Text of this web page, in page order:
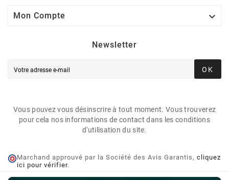
Mon Compte 
Newsletter
OK
Vous pouvez vous désinscrire à tout moment. Vous trouverez
pour cela nos informations de contact dans les conditions
d'utilisation du site.
Marchand approuvé par la Société des Avis Garantis, cliquez
ici pour vérifier.